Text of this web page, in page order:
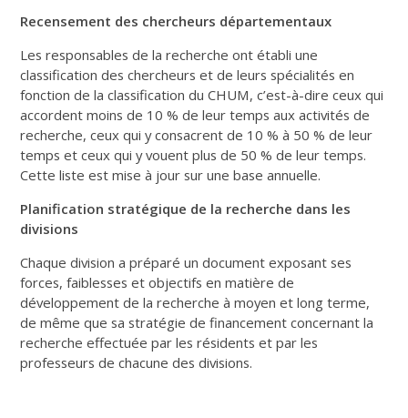
Recensement des chercheurs départementaux
Les responsables de la recherche ont établi une
classification des chercheurs et de leurs spécialités en
fonction de la classification du CHUM, c’est-à-dire ceux qui
accordent moins de 10 % de leur temps aux activités de
recherche, ceux qui y consacrent de 10 % à 50 % de leur
temps et ceux qui y vouent plus de 50 % de leur temps.
Cette liste est mise à jour sur une base annuelle.
Planification stratégique de la recherche dans les
divisions
Chaque division a préparé un document exposant ses
forces, faiblesses et objectifs en matière de
développement de la recherche à moyen et long terme,
de même que sa stratégie de financement concernant la
recherche effectuée par les résidents et par les
professeurs de chacune des divisions.